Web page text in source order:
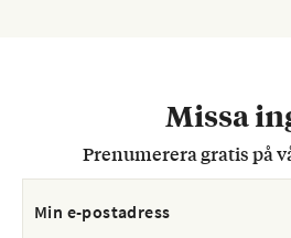
Missa
Prenumerera gratis på